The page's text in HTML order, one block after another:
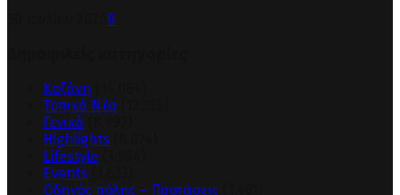
0
Κοζάνη
Τοπικά Νέα
Γενικά
Highlights
Lifestyle
Events
Οδηγός πόλης – Προτάσεις